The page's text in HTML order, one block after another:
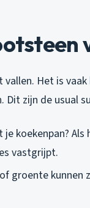
Het is
zijn de usual
koekenpan?
vastgrijpt.
groente kunnen